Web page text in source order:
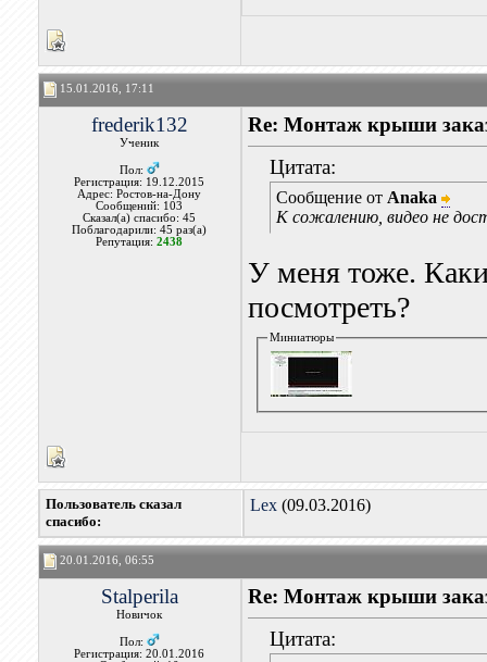
15.01.2016, 17:11
frederik132
Ученик
Пол:
Регистрация: 19.12.2015
Адрес: Ростов-на-Дону
Сообщений: 103
Сказал(а) спасибо: 45
Поблагодарили: 45 раз(а)
Репутация:2438
Re: Монтаж крыши
Цитата:
Сообщение от Anaka
К сожалению, видео не
У меня тоже.
посмотреть?
Миниатюры
Пользователь сказал
cпасибо:
Lex(09.03.2016)
20.01.2016, 06:55
Stalperila
Новичок
Пол:
Регистрация: 20.01.2016
Re: Монтаж крыши
Цитата: